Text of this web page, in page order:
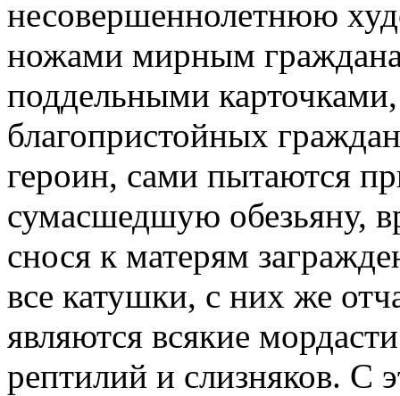
несовершеннолетнюю
ножами мирным
поддельными
благопристойных
героин, сами пытаются
сумасшедшую обезьяну,
снося к матерям
все катушки, с них же
являются всякие
рептилий и слизняков. С